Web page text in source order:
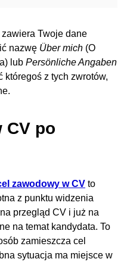
Twoje dane
nazwę Über mich (O
lub Persönliche Angaben
któregoś z tych zwrotów,
CV po
zawodowy w CV to
z punktu widzenia
przegląd CV i już na
na temat kandydata. To
zamieszcza cel
sytuacja ma miejsce w